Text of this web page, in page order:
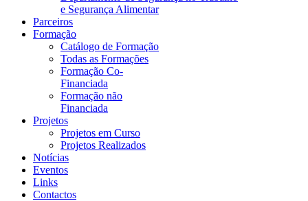
e Segurança Alimentar
Parceiros
Formação
Catálogo de Formação
Todas as Formações
Formação Co-
Financiada
Formação não
Financiada
Projetos
Projetos em Curso
Projetos Realizados
Notícias
Eventos
Links
Contactos